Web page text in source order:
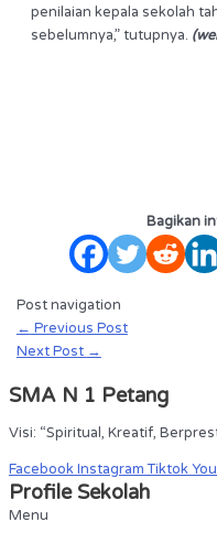
penilaian kepala sekolah
sebelumnya,” tutupnya.
Bagikan
Post navigation
← Previous Post
Next Post →
SMA N 1 Petang
Visi: “Spiritual, Kreatif,
FacebookInstagram Tiktok
Profile Sekolah
Menu